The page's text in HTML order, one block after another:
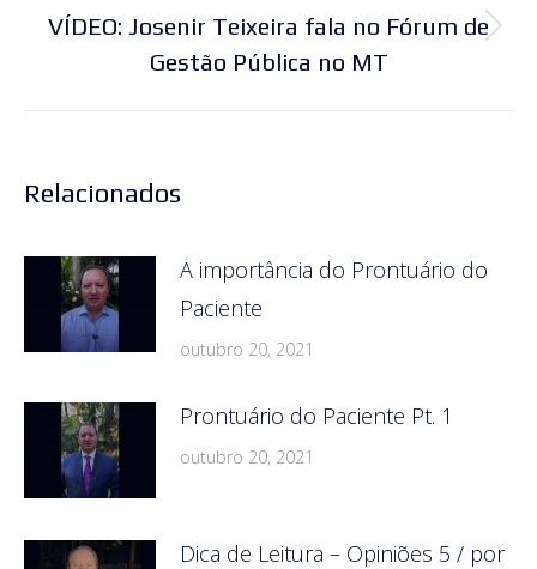
Próximo
post:
VÍDEO: Josenir Teixeira fala no Fórum de
Gestão Pública no MT
Relacionados
A importância do Prontuário do
Paciente
outubro 20, 2021
Prontuário do Paciente Pt. 1
outubro 20, 2021
Dica de Leitura – Opiniões 5 / por